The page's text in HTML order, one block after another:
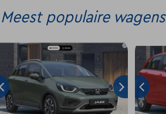
Meest populaire wagens